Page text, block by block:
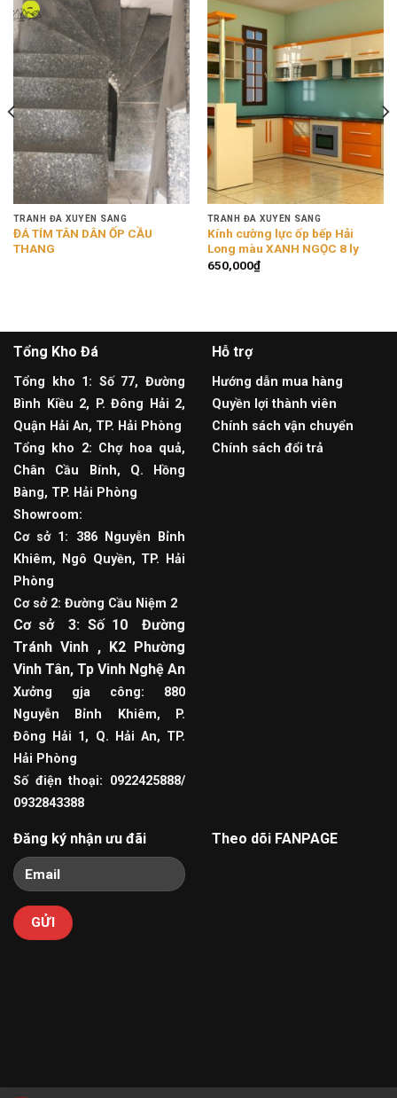
TRANH ĐÁ XUYÊN SÁNG
ĐÁ TÍM TÂN DÂN ỐP CẦU
THANG
TRANH ĐÁ XUYÊN SÁNG
Kính cường lực ốp bếp Hải
Long màu XANH NGỌC 8 ly
650,000₫
Tổng Kho Đá
Tổng kho 1: Số 77, Đường
Bình Kiều 2, P. Đông Hải 2,
Quận Hải An, TP. Hải Phòng
Tổng kho 2: Chợ hoa quả,
Chân Cầu Bính, Q. Hồng
Bàng, TP. Hải Phòng
Showroom:
Cơ sở 1: 386 Nguyễn Bỉnh
Khiêm, Ngô Quyền, TP. Hải
Phòng
Cơ sở 2: Đường Cầu Niệm 2
Cơ sở 3: Số 10 Đường
Tránh Vinh , K2 Phường
Vinh Tân, Tp Vinh Nghệ An
Xưởng gja công: 880
Nguyễn Bỉnh Khiêm, P.
Đông Hải 1, Q. Hải An, TP.
Hải Phòng
Số điện thoại: 0922425888/
0932843388
Hỗ trợ
Hướng dẫn mua hàng
Quyền lợi thành viên
Chính sách vận chuyển
Chính sách đổi trả
Đăng ký nhận ưu đãi Theo dõi FANPAGE